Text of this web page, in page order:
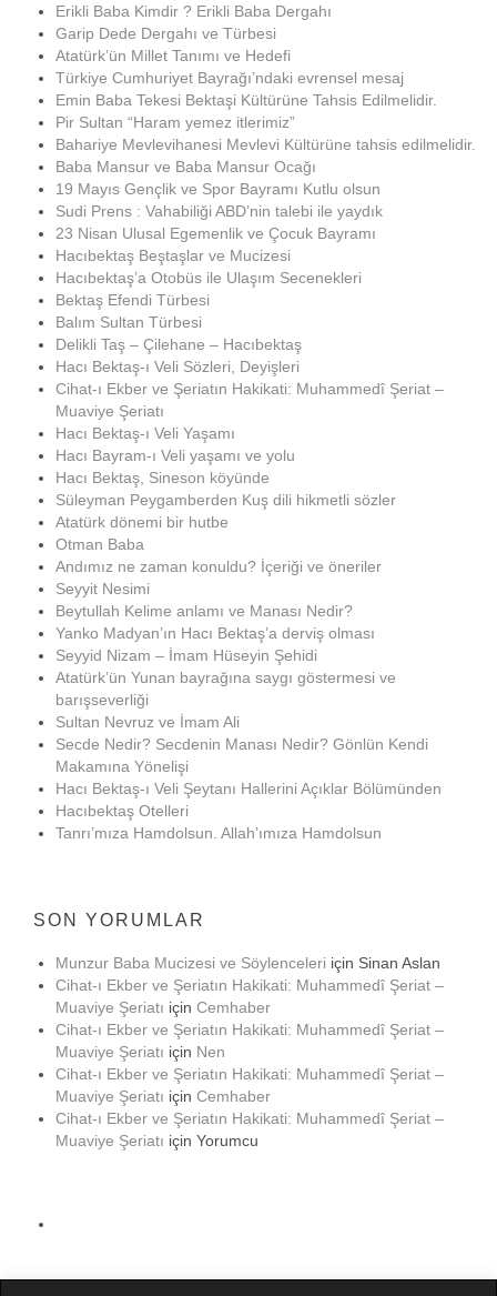
Erikli Baba Kimdir ? Erikli Baba Dergahı
Garip Dede Dergahı ve Türbesi
Atatürk’ün Millet Tanımı ve Hedefi
Türkiye Cumhuriyet Bayrağı’ndaki evrensel mesaj
Emin Baba Tekesi Bektaşi Kültürüne Tahsis Edilmelidir.
Pir Sultan “Haram yemez itlerimiz”
Bahariye Mevlevihanesi Mevlevi Kültürüne tahsis edilmelidir.
Baba Mansur ve Baba Mansur Ocağı
19 Mayıs Gençlik ve Spor Bayramı Kutlu olsun
Sudi Prens : Vahabiliği ABD’nin talebi ile yaydık
23 Nisan Ulusal Egemenlik ve Çocuk Bayramı
Hacıbektaş Beştaşlar ve Mucizesi
Hacıbektaş’a Otobüs ile Ulaşım Secenekleri
Bektaş Efendi Türbesi
Balım Sultan Türbesi
Delikli Taş – Çilehane – Hacıbektaş
Hacı Bektaş-ı Veli Sözleri, Deyişleri
Cihat-ı Ekber ve Şeriatın Hakikati: Muhammedî Şeriat –
Muaviye Şeriatı
Hacı Bektaş-ı Veli Yaşamı
Hacı Bayram-ı Veli yaşamı ve yolu
Hacı Bektaş, Sineson köyünde
Süleyman Peygamberden Kuş dili hikmetli sözler
Atatürk dönemi bir hutbe
Otman Baba
Andımız ne zaman konuldu? İçeriği ve öneriler
Seyyit Nesimi
Beytullah Kelime anlamı ve Manası Nedir?
Yanko Madyan’ın Hacı Bektaş’a derviş olması
Seyyid Nizam – İmam Hüseyin Şehidi
Atatürk’ün Yunan bayrağına saygı göstermesi ve
barışseverliği
Sultan Nevruz ve İmam Ali
Secde Nedir? Secdenin Manası Nedir? Gönlün Kendi
Makamına Yönelişi
Hacı Bektaş-ı Veli Şeytanı Hallerini Açıklar Bölümünden
Hacıbektaş Otelleri
Tanrı’mıza Hamdolsun. Allah’ımıza Hamdolsun
SON YORUMLAR
Munzur Baba Mucizesi ve Söylenceleri için Sinan Aslan
Cihat-ı Ekber ve Şeriatın Hakikati: Muhammedî Şeriat –
Muaviye Şeriatı için Cemhaber
Cihat-ı Ekber ve Şeriatın Hakikati: Muhammedî Şeriat –
Muaviye Şeriatı için Nen
Cihat-ı Ekber ve Şeriatın Hakikati: Muhammedî Şeriat –
Muaviye Şeriatı için Cemhaber
Cihat-ı Ekber ve Şeriatın Hakikati: Muhammedî Şeriat –
Muaviye Şeriatı için Yorumcu